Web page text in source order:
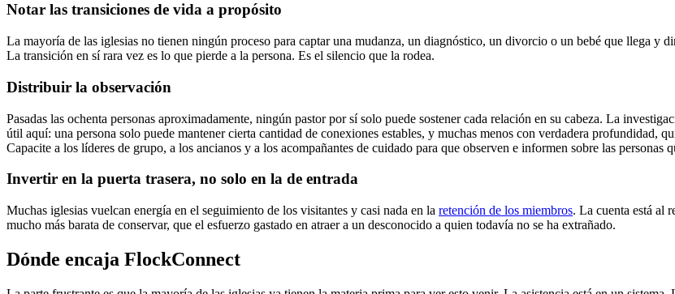
Notar las transiciones de vida a propósito
La mayoría de las iglesias no tienen ningún proceso para captar una mudanza, un diagnóstico, un divorcio o un bebé que llega y
La transición en sí rara vez es lo que pierde a la persona. Es el silencio que la rodea.
Distribuir la observación
Pasadas las ochenta personas aproximadamente, ningún pastor por sí solo puede sostener cada relación en su cabeza. La
útil aquí: una persona solo puede mantener cierta cantidad de conexiones estables, y muchas menos con verdadera profundidad,
Capacite a los líderes de grupo, a los ancianos y a los acompañantes de cuidado para que observen e informen sobre las personas
Invertir en la puerta trasera, no solo en la de entrada
Muchas iglesias vuelcan energía en el seguimiento de los visitantes y casi nada en la retención de los miembros. La cuenta está al
mucho más barata de conservar, que el esfuerzo gastado en atraer a un desconocido a quien todavía no se ha extrañado.
Dónde encaja FlockConnect